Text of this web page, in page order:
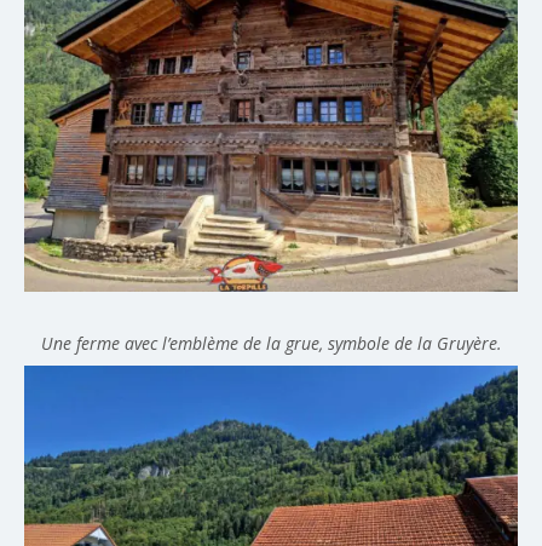
Une ferme avec l’emblème de la grue, symbole de la Gruyère.